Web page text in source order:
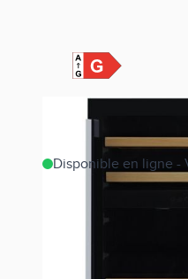
Disponible en ligne -